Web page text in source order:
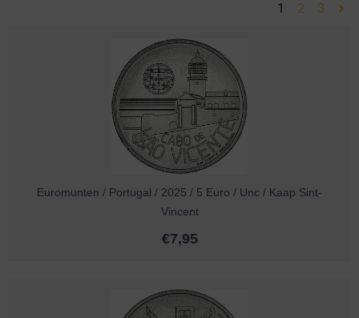
1 2 3
Euromunten / Portugal / 2025 / 5 Euro / Unc / Kaap Sint-
Vincent
€7,95